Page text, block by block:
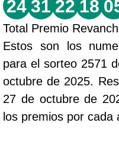
24 31 22 18
Total Premio
Estos son los
para el sorteo 2571
octubre de 2025.
27 de octubre de
los premios por cada